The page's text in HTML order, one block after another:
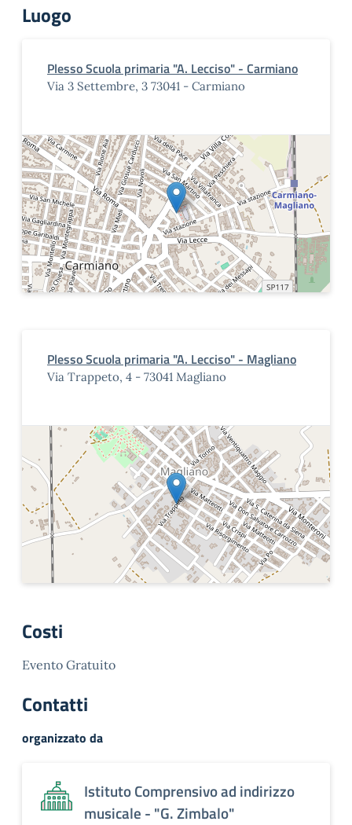
Luogo
Plesso Scuola primaria "A. Lecciso" - Carmiano
Via 3 Settembre, 3 73041 - Carmiano
Plesso Scuola primaria "A. Lecciso" - Magliano
Via Trappeto, 4 - 73041 Magliano
Costi
Evento Gratuito
Contatti
organizzato da
Istituto Comprensivo ad indirizzo
musicale - "G. Zimbalo"